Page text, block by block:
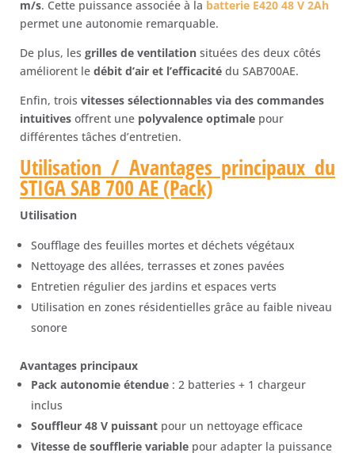
m/s. Cette puissance associée à la batterie E420 48 V 2Ah
permet une autonomie remarquable.
De plus, les grilles de ventilation situées des deux côtés
améliorent le débit d’air et l’efficacité du SAB700AE.
Enfin, trois vitesses sélectionnables via des commandes
intuitives offrent une polyvalence optimale pour
différentes tâches d’entretien.
Utilisation / Avantages principaux du
STIGA SAB 700 AE (Pack)
Utilisation
Soufflage des feuilles mortes et déchets végétaux
Nettoyage des allées, terrasses et zones pavées
Entretien régulier des jardins et espaces verts
Utilisation en zones résidentielles grâce au faible niveau
sonore
Avantages principaux
Pack autonomie étendue : 2 batteries + 1 chargeur
inclus
Souffleur 48 V puissant pour un nettoyage efficace
Vitesse de soufflerie variable pour adapter la puissance